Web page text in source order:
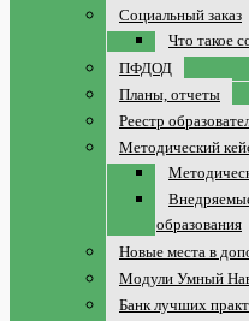
Социальный заказ
Что такое
ПФДОД
Планы, отчеты
Реестр
Методический
образования
Новые места в
Модули Умный
Банк лучших